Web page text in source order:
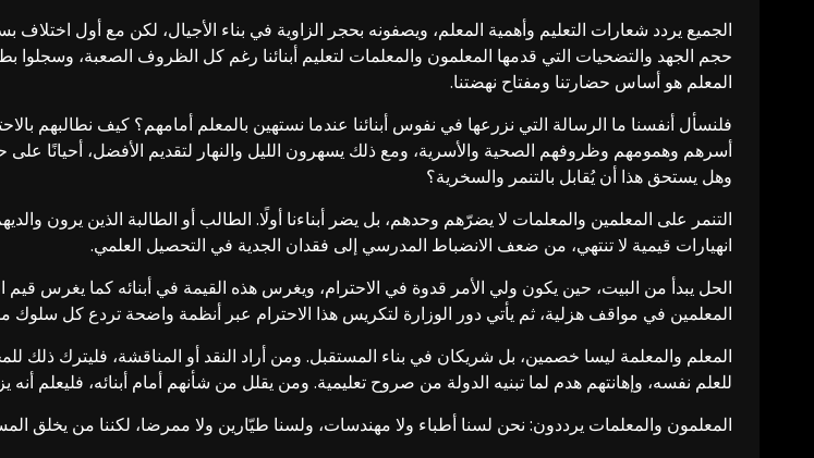
الجميع يردد شعارات التعليم وأهمية المعلم، ويصفونه بحجر الزاوية في بناء الأجيال، لكن مع أول
حجم الجهد والتضحيات التي قدمها المعلمون والمعلمات لتعليم أبنائنا رغم كل الظروف الصعبة، وسجلوا
المعلم هو أساس حضارتنا ومفتاح نهضتنا.
فلنسأل أنفسنا ما الرسالة التي نزرعها في نفوس أبنائنا عندما نستهين بالمعلم أمامهم؟ كيف نطالبهم
أسرهم وهمومهم وظروفهم الصحية والأسرية، ومع ذلك يسهرون الليل والنهار لتقديم الأفضل، أحيانًا
وهل يستحق هذا أن يُقابل بالتنمر والسخرية؟
التنمر على المعلمين والمعلمات لا يضرّهم وحدهم، بل يضر أبناءنا أولًا. الطالب أو الطالبة الذين يرون
انهيارات قيمية لا تنتهي، من ضعف الانضباط المدرسي إلى فقدان الجدية في التحصيل العلمي.
الحل يبدأ من البيت، حين يكون ولي الأمر قدوة في الاحترام، ويغرس هذه القيمة في أبنائه كما يغرس
المعلمين في مواقف هزلية، ثم يأتي دور الوزارة لتكريس هذا الاحترام عبر أنظمة واضحة تردع كل سلوك
المعلم والمعلمة ليسا خصمين، بل شريكان في بناء المستقبل. ومن أراد النقد أو المناقشة، فليترك ذلك
للعلم نفسه، وإهانتهم هدم لما تبنيه الدولة من صروح تعليمية. ومن يقلل من شأنهم أمام أبنائه، فليعلم
المعلمون والمعلمات يرددون: نحن لسنا أطباء ولا مهندسات، ولسنا طيّارين ولا ممرضا، لكننا من يخلق